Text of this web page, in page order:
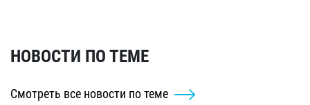
НОВОСТИ ПО ТЕМЕ
Смотреть все новости по теме